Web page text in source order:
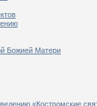
Божией Матери
«Костромские